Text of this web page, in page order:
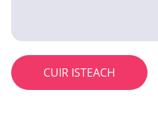
CUIR ISTEACH